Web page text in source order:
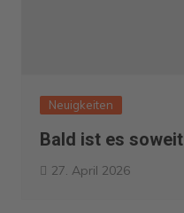
Neuigkeiten
Bald ist es
27. April 2026